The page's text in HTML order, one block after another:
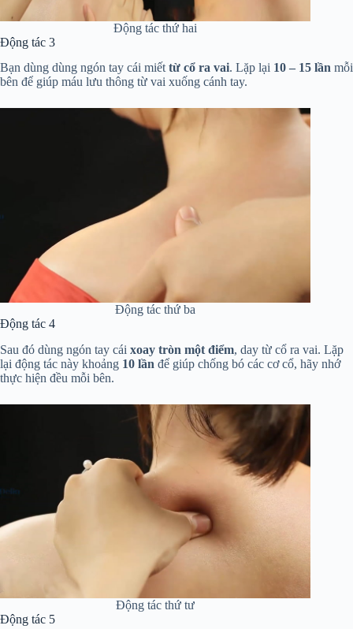
Động tác thứ hai
Động tác 3
Bạn dùng dùng ngón tay cái miết từ cổ ra vai. Lặp lại 10 – 15 lần mỗi
bên để giúp máu lưu thông từ vai xuống cánh tay.
Động tác thứ ba
Động tác 4
Sau đó dùng ngón tay cái xoay tròn một điểm, day từ cổ ra vai. Lặp
lại động tác này khoảng 10 lần để giúp chống bó các cơ cổ, hãy nhớ
thực hiện đều mỗi bên.
Động tác thứ tư
Động tác 5